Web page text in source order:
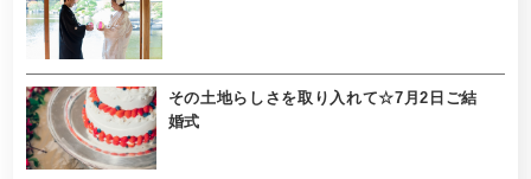
その土地らしさを取り入れて☆7月2日ご結
婚式